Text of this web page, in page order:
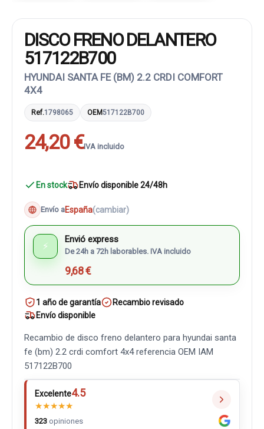
DISCO FRENO DELANTERO
517122B700
HYUNDAI SANTA FE (BM) 2.2 CRDI COMFORT
4X4
Ref.1798065 OEM517122B700
24,20 €IVA incluido
En stock Envío disponible 24/48h
Envío aEspaña(cambiar)
⚡
Envió express
De 24h a 72h laborables. IVA incluido
9,68 €
1 año de garantía
Recambio revisado
Envío disponible
Recambio de disco freno delantero para hyundai santa
fe (bm) 2.2 crdi comfort 4x4 referencia OEM IAM
517122B700
Excelente4.5
★★★★★
323 opiniones